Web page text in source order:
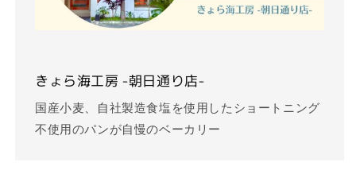
きょら海工房 -朝日通り店-
国産小麦、自社製造食塩を使用したショートニング
不使用のパンが自慢のベーカリー